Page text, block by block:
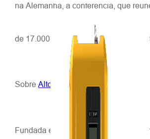
na Alemanha, a conferência, que
de 17.000 visitantes conheceram as
SobreAlto-alvo
Fundada em 1999, Alto-alvo hoje